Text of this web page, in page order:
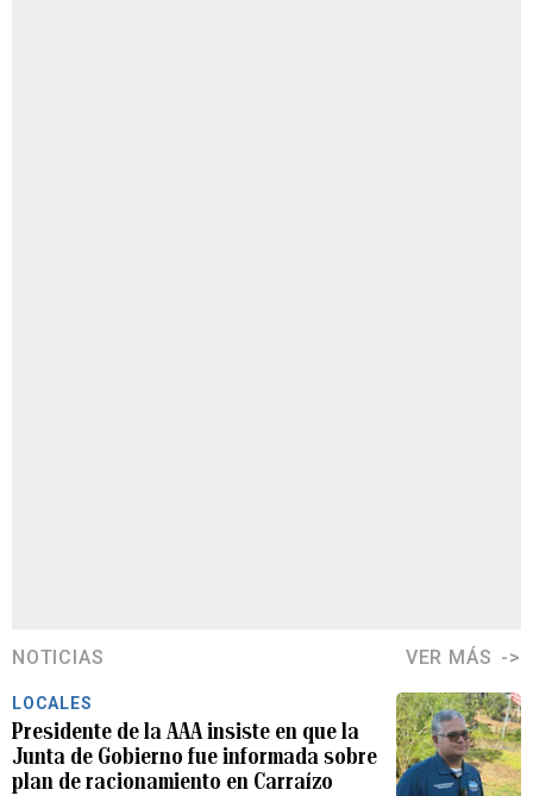
NOTICIAS VER MÁS
LOCALES
Presidente de la AAA insiste en que la
Junta de Gobierno fue informada sobre
plan de racionamiento en Carraízo